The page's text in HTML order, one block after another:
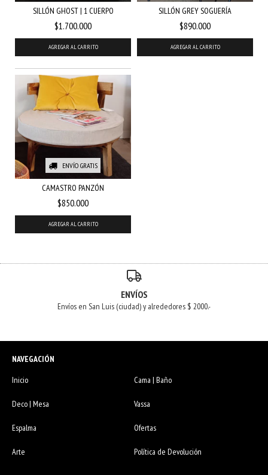
SILLÓN GHOST | 1 CUERPO
$1.700.000
AGREGAR AL CARRITO
SILLÓN GREY SOGUERÍA
$890.000
ENVÍO GRATIS
CAMASTRO PANZÓN
$850.000
ENVÍOS
Envíos en San Luis (ciudad) y alrededores $ 2000.-
NAVEGACIÓN
Inicio
Cama | Baño
Deco | Mesa Vassa
Espalma Ofertas
Arte Política de Devolución